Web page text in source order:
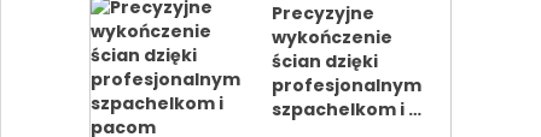
Precyzyjne
wykończenie
ścian dzięki
profesjonalnym
szpachelkom i …